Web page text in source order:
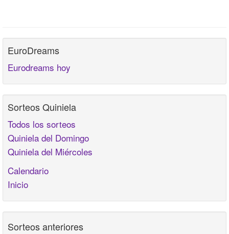
EuroDreams
Eurodreams hoy
Sorteos Quiniela
Todos los sorteos
Quiniela del Domingo
Quiniela del Miércoles
Calendario
Inicio
Sorteos anteriores